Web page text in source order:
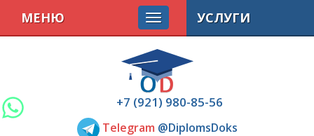
+7 (921) 980-85-56
Telegram @DiplomsDoks
МЕНЮ УСЛУГИ